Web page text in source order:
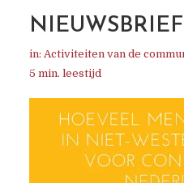
in: Activiteiten van de
5 min. leestijd